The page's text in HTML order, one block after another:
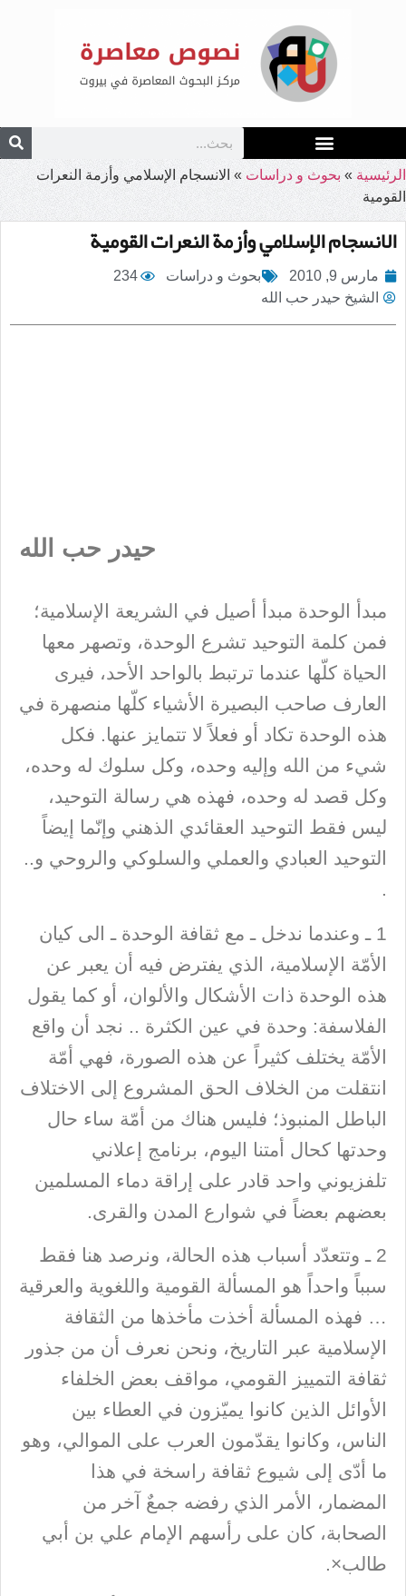
الرئيسية » بحوث و دراسات » الانسجام الإسلامي وأزمة النعرات
القومية
الانسجام الإسلامي وأزمة النعرات القومية
مارس 9, 2010 بحوث و دراسات
234
الشيخ حيدر حب الله
حيدر حب الله
مبدأ الوحدة مبدأ أصيل في الشريعة الإسلامية؛
فمن كلمة التوحيد تشرع الوحدة، وتصهر معها
الحياة كلّها عندما ترتبط بالواحد الأحد، فيرى
العارف صاحب البصيرة الأشياء كلّها منصهرة في
هذه الوحدة تكاد أو فعلاً لا تتمايز عنها. فكل
شيء من الله وإليه وحده، وكل سلوك له وحده،
وكل قصد له وحده، فهذه هي رسالة التوحيد،
ليس فقط التوحيد العقائدي الذهني وإنّما إيضاً
التوحيد العبادي والعملي والسلوكي والروحي و..
.
1 ـ وعندما ندخل ـ مع ثقافة الوحدة ـ الى كيان
الأمّة الإسلامية، الذي يفترض فيه أن يعبر عن
هذه الوحدة ذات الأشكال والألوان، أو كما يقول
الفلاسفة: وحدة في عين الكثرة .. نجد أن واقع
الأمّة يختلف كثيراً عن هذه الصورة، فهي أمّة
انتقلت من الخلاف الحق المشروع إلى الاختلاف
الباطل المنبوذ؛ فليس هناك من أمّة ساء حال
وحدتها كحال أمتنا اليوم، برنامج إعلاني
تلفزيوني واحد قادر على إراقة دماء المسلمين
بعضهم بعضاً في شوارع المدن والقرى.
2 ـ وتتعدّد أسباب هذه الحالة، ونرصد هنا فقط
سبباً واحداً هو المسألة القومية واللغوية والعرقية
… فهذه المسألة أخذت مأخذها من الثقافة
الإسلامية عبر التاريخ، ونحن نعرف أن من جذور
ثقافة التمييز القومي، مواقف بعض الخلفاء
الأوائل الذين كانوا يميّزون في العطاء بين
الناس، وكانوا يقدّمون العرب على الموالي، وهو
ما أدّى إلى شيوع ثقافة راسخة في هذا
المضمار، الأمر الذي رفضه جمعٌ آخر من
الصحابة، كان على رأسهم الإمام علي بن أبي
طالب×.